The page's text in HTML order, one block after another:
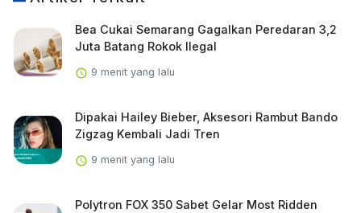
Bea Cukai Semarang Gagalkan Peredaran 3,2
Juta Batang Rokok Ilegal
9 menit yang lalu
Dipakai Hailey Bieber, Aksesori Rambut Bando
Zigzag Kembali Jadi Tren
9 menit yang lalu
Polytron FOX 350 Sabet Gelar Most Ridden